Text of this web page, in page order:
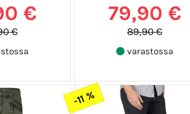
€
€
79,90 €
89,90 €
varastossa
-11 %